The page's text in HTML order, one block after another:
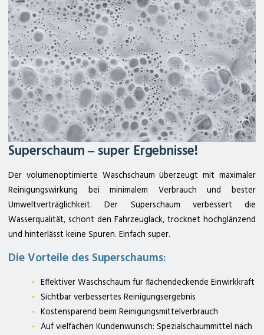
Superschaum – super Ergebnisse!
Der volumenoptimierte Waschschaum überzeugt mit maximaler
Reinigungswirkung bei minimalem Verbrauch und bester
Umweltverträglichkeit. Der Superschaum verbessert die
Wasserqualität, schont den Fahrzeuglack, trocknet hochglänzend
und hinterlässt keine Spuren. Einfach super.
Die Vorteile des Superschaums:
Effektiver Waschschaum für flächendeckende Einwirkkraft
Sichtbar verbessertes Reinigungsergebnis
Kostensparend beim Reinigungsmittelverbrauch
Auf vielfachen Kundenwunsch: Spezialschaummittel nach
zum Deterding Fachmarkt zum Kärcher Center deterding+ gräpel
Tel. 05028 9009-12
E-Mail
@